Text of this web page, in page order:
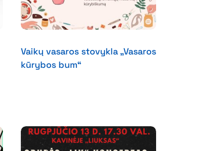
Vaikų vasaros stovykla „Vasaros
kūrybos bum“